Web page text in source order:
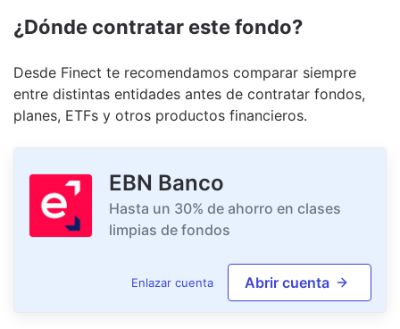
¿Dónde contratar este fondo?
Desde Finect te recomendamos comparar siempre
entre distintas entidades antes de contratar fondos,
planes, ETFs y otros productos financieros.
EBN Banco
Hasta un 30% de ahorro en clases
limpias de fondos
Enlazar cuenta Abrir cuenta